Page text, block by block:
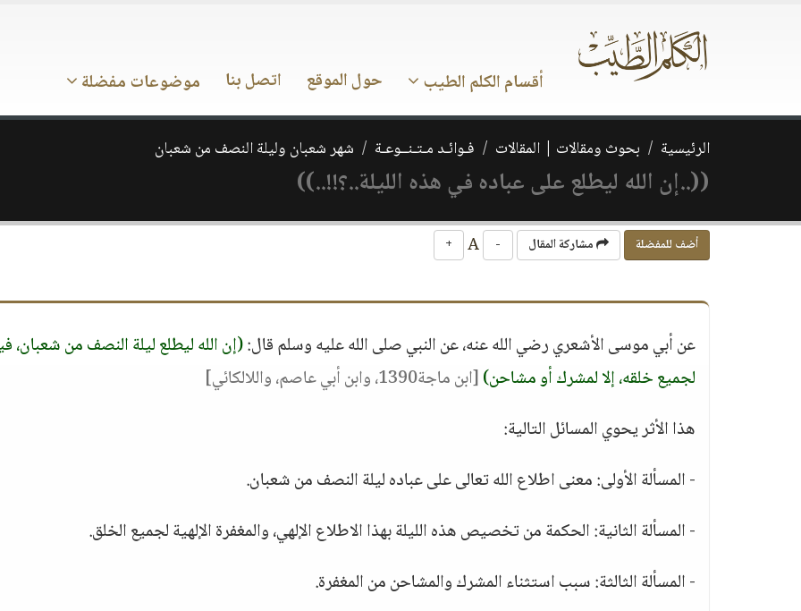
أقسام الكلم الطيب حول الموقع اتصل بنا موضوعات مفضلة
الرئيسية بحوث ومقالات | المقالات فـوائـد مـتـنــوعـة شهر شعبان وليلة النصف من شعبان
((..إن الله ليطلع على عباده في هذه الليلة..؟!!..))
أضف للمفضلة مشاركة المقال -
+
عن أبي موسى الأشعري رضي الله عنه، عن النبي صلى الله عليه وسلم قال:(إن الله ليطلع ليلة النصف من شعبان،
لجميع خلقه، إلا لمشرك أو مشاحن)[ابن ماجة1390، وابن أبي عاصم، واللالكائي]
هذا الأثر يحوي المسائل التالية:
- المسألة الأولى: معنى اطلاع الله تعالى على عباده ليلة النصف من شعبان.
- المسألة الثانية: الحكمة من تخصيص هذه الليلة بهذا الاطلاع الإلهي، والمغفرة الإلهية لجميع الخلق.
- المسألة الثالثة: سبب استثناء المشرك والمشاحن من المغفرة.